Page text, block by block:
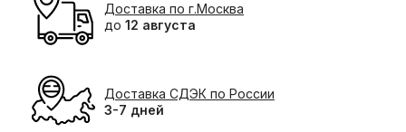
Доставка по г.Москва
до 12 августа
Доставка СДЭК по России
3-7 дней